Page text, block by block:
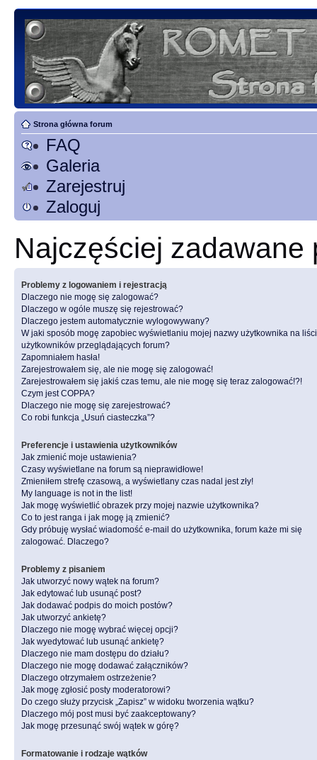
Strona główna forum
FAQ
Galeria
Zarejestruj
Zaloguj
Najczęściej zadawane
Problemy z logowaniem i rejestracją
Dlaczego nie mogę się zalogować?
Dlaczego w ogóle muszę się rejestrować?
Dlaczego jestem automatycznie wylogowywany?
W jaki sposób mogę zapobiec wyświetlaniu mojej nazwy użytkownika na
użytkowników przeglądających forum?
Zapomniałem hasła!
Zarejestrowałem się, ale nie mogę się zalogować!
Zarejestrowałem się jakiś czas temu, ale nie mogę się teraz zalogować!?!
Czym jest COPPA?
Dlaczego nie mogę się zarejestrować?
Co robi funkcja „Usuń ciasteczka”?
Preferencje i ustawienia użytkowników
Jak zmienić moje ustawienia?
Czasy wyświetlane na forum są nieprawidłowe!
Zmieniłem strefę czasową, a wyświetlany czas nadal jest zły!
My language is not in the list!
Jak mogę wyświetlić obrazek przy mojej nazwie użytkownika?
Co to jest ranga i jak mogę ją zmienić?
Gdy próbuję wysłać wiadomość e-mail do użytkownika, forum każe mi się
zalogować. Dlaczego?
Problemy z pisaniem
Jak utworzyć nowy wątek na forum?
Jak edytować lub usunąć post?
Jak dodawać podpis do moich postów?
Jak utworzyć ankietę?
Dlaczego nie mogę wybrać więcej opcji?
Jak wyedytować lub usunąć ankietę?
Dlaczego nie mam dostępu do działu?
Dlaczego nie mogę dodawać załączników?
Dlaczego otrzymałem ostrzeżenie?
Jak mogę zgłosić posty moderatorowi?
Do czego służy przycisk „Zapisz” w widoku tworzenia wątku?
Dlaczego mój post musi być zaakceptowany?
Jak mogę przesunąć swój wątek w górę?
Formatowanie i rodzaje wątków